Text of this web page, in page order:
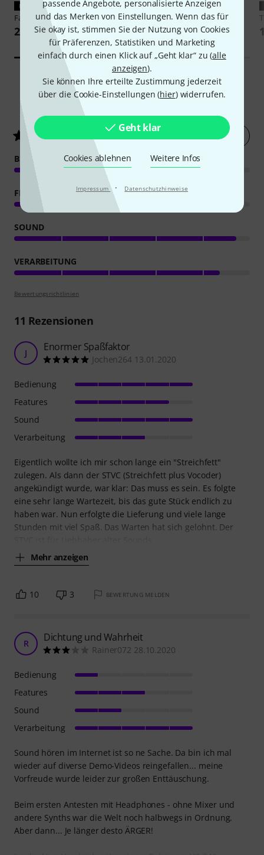
passende Angebote, personalisierte Anzeigen
und das Merken von Einstellungen. Wenn das für
Sie okay ist, stimmen Sie der Nutzung von Cookies
für Präferenzen, Statistiken und Marketing
einfach durch einen Klick auf „Geht klar“ zu (alle
anzeigen).
Sie können Ihre erteilte Zustimmung jederzeit
über die Cookie-Einstellungen (hier) widerrufen.
Geht klar
Cookies ablehnen Weitere Infos
Impressum · Datenschutzhinweise
PASST GARANTIERT
Fatar VFP1-25
24,90 €
PASST GARANTIERT
ThomannKeyboard Bag 49-2
27 €
Kundenbewertungen
Jetzt bewerten
BEDIENUNG
FEATURES
SOUND
VERARBEITUNG
Bewertungsrichtlinien
11 Rezensionen
J Enormer Spaßfaktor
Jochen264 13.01.2020
Eigentlich wollte ich mir schon lange ein "Streichfett"
zulegen. Als dann der STVC (Streichfett plus Vocoder)
angekündigt wurde, war klar: Das muss es sein. Es folgte
eine sehr lange Wartezeit, bis das gute Stück endlich zu
haben war. Nun erfolgte die Lieferung und viele lange
Stunden mit viel Spaß. Das Warten hat sich gelohnt. Der
Mehr anzeigen
Bedienung
Features
Sound
Verarbeitung
10 3 BEWERTUNG MELDEN
R Dichtung und Wahrheit
Rainer072 28.10.2020
Sound hören im Internet ist so ne Sache. Da bin ich mal
wieder auf diverse Demo-Videos reingefallen... meine
Vorfreude wurde leider zur großen Enttäuschung.
Beim ersten Antesten mit Headphones - ohne Mixer und
andere Synths war die Welt noch halbwegs in Ordnung.
Aber dann... Je länger desto ÄRGER!
Bedienung
Features
Sound
Verarbeitung